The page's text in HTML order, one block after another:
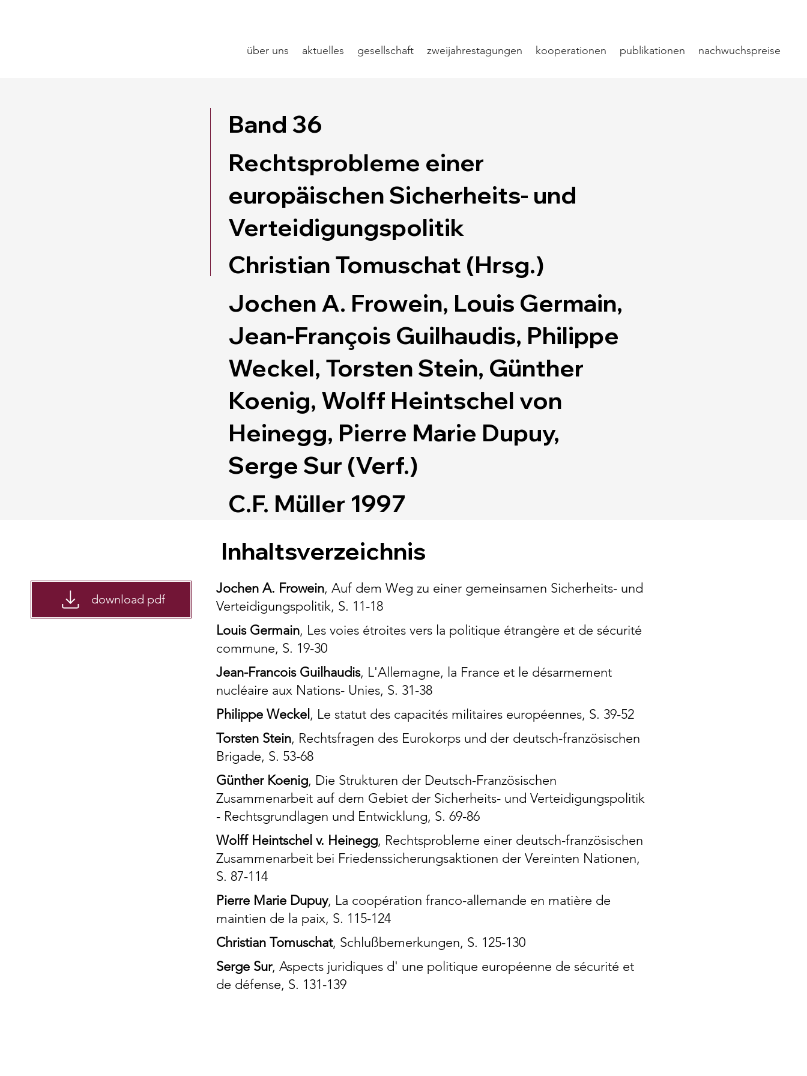
über uns aktuelles gesellschaft zweijahrestagungen kooperationen publikationen nachwuchspreise
download pdf
Inhaltsverzeichnis
Jochen A. Frowein, Auf dem Weg zu einer gemeinsamen Sicherheits- und
Verteidigungspolitik, S. 11-18
Louis Germain, Les voies étroites vers la politique étrangère et de sécurité
commune, S. 19-30
Jean-Francois Guilhaudis, L'Allemagne, la France et le désarmement
nucléaire aux Nations- Unies, S. 31-38
Philippe Weckel, Le statut des capacités militaires européennes, S. 39-52
Torsten Stein, Rechtsfragen des Eurokorps und der deutsch-französischen
Brigade, S. 53-68
Günther Koenig, Die Strukturen der Deutsch-Französischen
Zusammenarbeit auf dem Gebiet der Sicherheits- und Verteidigungspolitik
- Rechtsgrundlagen und Entwicklung, S. 69-86
Wolff Heintschel v. Heinegg, Rechtsprobleme einer deutsch-französischen
Zusammenarbeit bei Friedenssicherungsaktionen der Vereinten Nationen,
S. 87-114
Pierre Marie Dupuy, La coopération franco-allemande en matière de
maintien de la paix, S. 115-124
Christian Tomuschat, Schlußbemerkungen, S. 125-130
Serge Sur, Aspects juridiques d' une politique européenne de sécurité et
de défense, S. 131-139
Band 36
Rechtsprobleme einer
europäischen Sicherheits- und
Verteidigungspolitik
Christian Tomuschat (Hrsg.)
Jochen A. Frowein, Louis Germain,
Jean-François Guilhaudis, Philippe
Weckel, Torsten Stein, Günther
Koenig, Wolff Heintschel von
Heinegg, Pierre Marie Dupuy,
Serge Sur (Verf.)
C.F. Müller 1997